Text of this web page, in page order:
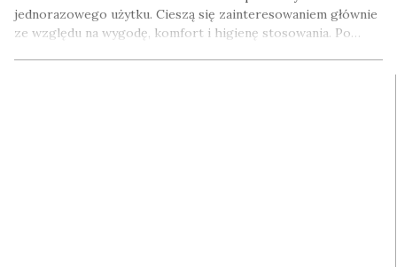
jednorazowego użytku. Cieszą się zainteresowaniem głównie
ze względu na wygodę, komfort i higienę stosowania. Po…